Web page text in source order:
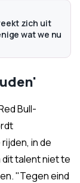
zich uit
wat we nu
Bull-
in de
dit talent niet te
"Tegen eind